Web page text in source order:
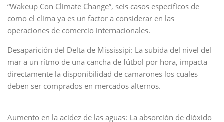
“Wakeup Con Climate Change”, seis casos específicos de
como el clima ya es un factor a considerar en las
operaciones de comercio internacionales.
Desaparición del Delta de Mississipi: La subida del nivel del
mar a un rítmo de una cancha de fútbol por hora, impacta
directamente la disponibilidad de camarones los cuales
deben ser comprados en mercados alternos.
Aumento en la acidez de las aguas: La absorción de dióxido